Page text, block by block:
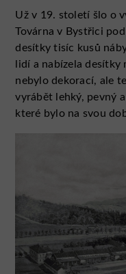
Už v 19. století šlo o
Továrna v Bystřici
desítky tisíc kusů
lidí a nabízela
nebylo dekorací, ale
vyrábět lehký, pevný
které bylo na svou